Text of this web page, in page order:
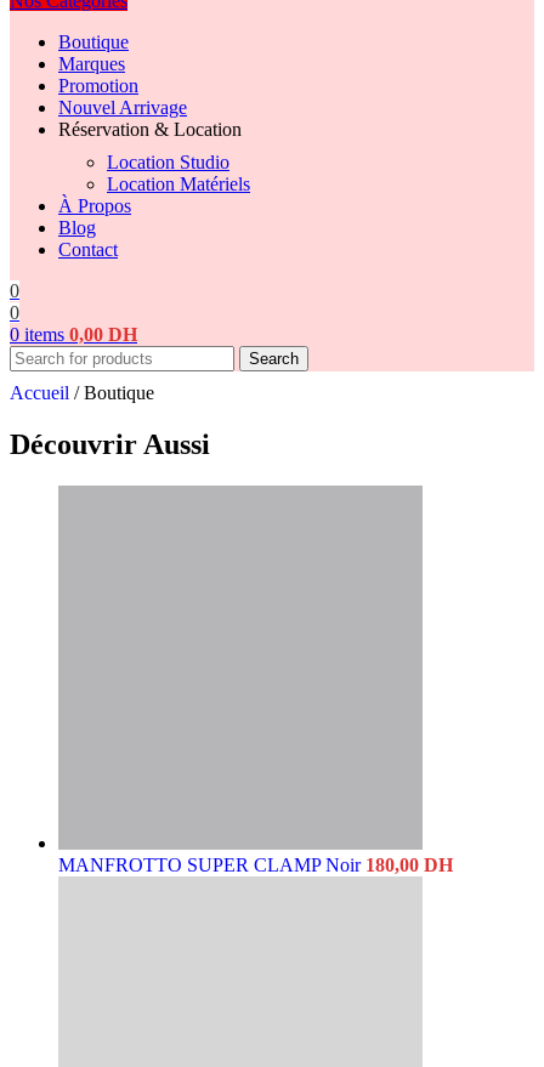
Boutique
Marques
Promotion
Nouvel Arrivage
Réservation & Location
Location Studio
Location Matériels
À Propos
Blog
Contact
0
0
0 items 0,00 DH
Search
Accueil / Boutique
Découvrir Aussi
MANFROTTO SUPER CLAMP Noir 180,00 DH